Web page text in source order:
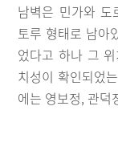
남벽은 민가와
토루 형태로 남아
었다고 하나 그
치성이 확인되었
에는 영보정, 관덕